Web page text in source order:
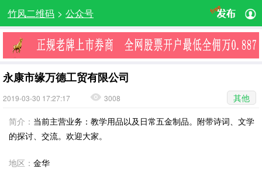
竹风二维码 > 公众号
永康市缘万德工贸有限公司
2019-03-30 17:27:17 3008
其他
简介： 当前主营业务：教学用品以及日常五金制品。附带诗词、文学
的探讨、交流。欢迎大家。
地区： 金华